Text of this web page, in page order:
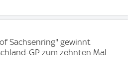
Sachsenring" gewinnt
GP zum zehnten Mal